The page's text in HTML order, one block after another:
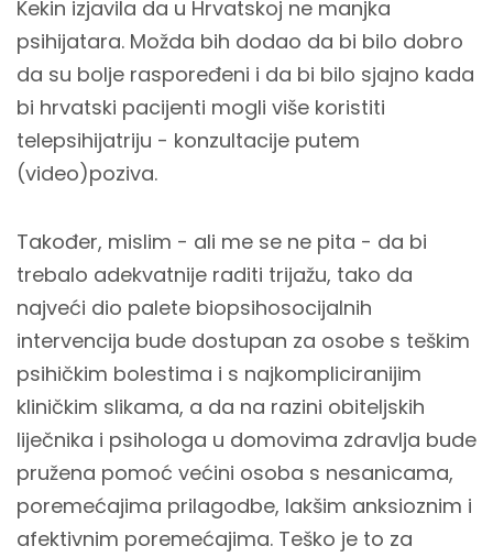
Kekin izjavila da u Hrvatskoj ne manjka
psihijatara. Možda bih dodao da bi bilo dobro
da su bolje raspoređeni i da bi bilo sjajno kada
bi hrvatski pacijenti mogli više koristiti
telepsihijatriju - konzultacije putem
(video)poziva.
Također, mislim - ali me se ne pita - da bi
trebalo adekvatnije raditi trijažu, tako da
najveći dio palete biopsihosocijalnih
intervencija bude dostupan za osobe s teškim
psihičkim bolestima i s najkompliciranijim
kliničkim slikama, a da na razini obiteljskih
liječnika i psihologa u domovima zdravlja bude
pružena pomoć većini osoba s nesanicama,
poremećajima prilagodbe, lakšim anksioznim i
afektivnim poremećajima. Teško je to za